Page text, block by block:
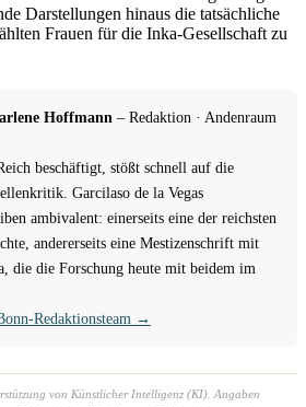
Darstellungen hinaus die tatsächliche
Frauen für die Inka-Gesellschaft zu
Hoffmann – Redaktion · Andenraum
beschäftigt, stößt schnell auf die
Garcilaso de la Vegas
ambivalent: einerseits eine der reichsten
andererseits eine Mestizenschrift mit
die die Forschung heute mit beidem im
Redaktionsteam →
von Künstlicher Intelligenz (KI). Angaben